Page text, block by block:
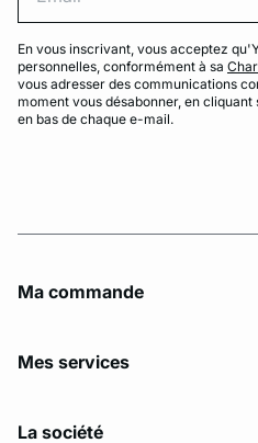
En vous inscrivant, vous acceptez
personnelles, conformément à sa
vous adresser des communications
moment vous désabonner, en
en bas de chaque e-mail.
Ma commande
Mes services
La société